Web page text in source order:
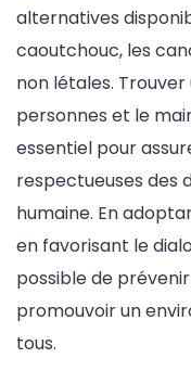
alternatives
caoutchouc, les
non létales.
personnes et le
essentiel pour
respectueuses des
humaine. En
en favorisant le
possible de
promouvoir un
tous.